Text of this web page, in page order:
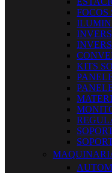
FOCOS
KITS